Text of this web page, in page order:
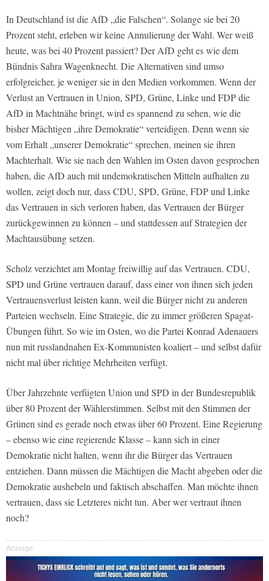
In Deutschland ist die AfD „die Falschen“. Solange sie bei 20
Prozent steht, erleben wir keine Annulierung der Wahl. Wer weiß
heute, was bei 40 Prozent passiert? Der AfD geht es wie dem
Bündnis Sahra Wagenknecht. Die Alternativen sind umso
erfolgreicher, je weniger sie in den Medien vorkommen. Wenn der
Verlust an Vertrauen in Union, SPD, Grüne, Linke und FDP die
AfD in Machtnähe bringt, wird es spannend zu sehen, wie die
bisher Mächtigen „ihre Demokratie“ verteidigen. Denn wenn sie
vom Erhalt „unserer Demokratie“ sprechen, meinen sie ihren
Machterhalt. Wie sie nach den Wahlen im Osten davon gesprochen
haben, die AfD auch mit undemokratischen Mitteln aufhalten zu
wollen, zeigt doch nur, dass CDU, SPD, Grüne, FDP und Linke
das Vertrauen in sich verloren haben, das Vertrauen der Bürger
zurückgewinnen zu können – und stattdessen auf Strategien der
Machtausübung setzen.
Scholz verzichtet am Montag freiwillig auf das Vertrauen. CDU,
SPD und Grüne vertrauen darauf, dass einer von ihnen sich jeden
Vertrauensverlust leisten kann, weil die Bürger nicht zu anderen
Parteien wechseln. Eine Strategie, die zu immer größeren Spagat-
Übungen führt. So wie im Osten, wo die Partei Konrad Adenauers
nun mit russlandnahen Ex-Kommunisten koaliert – und selbst dafür
nicht mal über richtige Mehrheiten verfügt.
Über Jahrzehnte verfügten Union und SPD in der Bundesrepublik
über 80 Prozent der Wählerstimmen. Selbst mit den Stimmen der
Grünen sind es gerade noch etwas über 60 Prozent. Eine Regierung
– ebenso wie eine regierende Klasse – kann sich in einer
Demokratie nicht halten, wenn ihr die Bürger das Vertrauen
entziehen. Dann müssen die Mächtigen die Macht abgeben oder die
Demokratie aushebeln und faktisch abschaffen. Man möchte ihnen
vertrauen, dass sie Letzteres nicht tun. Aber wer vertraut ihnen
noch?
Anzeige